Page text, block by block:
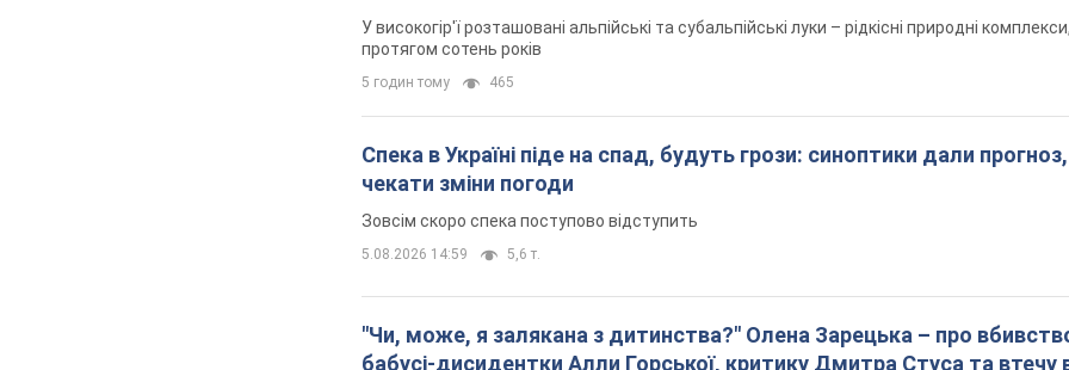
У високогір'ї розташовані альпійські та субальпійські луки – рідкісні природні
протягом сотень років
5 годин тому 465
Спека в Україні піде на спад, будуть грози: синоптики дали
чекати зміни погоди
Зовсім скоро спека поступово відступить
5.08.2026 14:59 5,6 т.
"Чи, може, я залякана з дитинства?" Олена Зарецька – про
бабусі-дисидентки Алли Горської, критику Дмитра Стуса та втечу